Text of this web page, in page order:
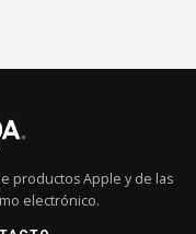
productos Apple y de las
electrónico.